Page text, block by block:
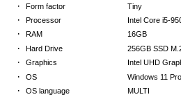
· Form factor Tiny
· Processor Intel Core i5-
· RAM 16GB
· Hard Drive 256GB SSD
· Graphics Intel UHD
· OS Windows 11 Pro
· OS language MULTI